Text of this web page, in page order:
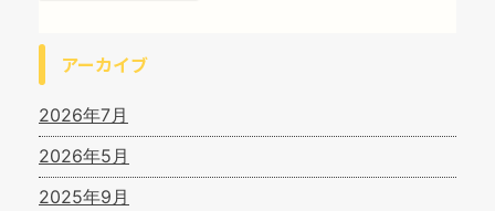
アーカイブ
2026年7月
2026年5月
2025年9月